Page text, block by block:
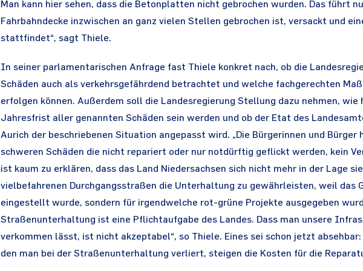
Man kann hier sehen, dass die Betonplatten nicht gebrochen wurden. Das führt
Fahrbahndecke inzwischen an ganz vielen Stellen gebrochen ist, versackt und
stattfindet“, sagt Thiele.
In seiner parlamentarischen Anfrage fast Thiele konkret nach, ob die
Schäden auch als verkehrsgefährdend betrachtet und welche fachgerechten
erfolgen können. Außerdem soll die Landesregierung Stellung dazu nehmen, wie
Jahresfrist aller genannten Schäden sein werden und ob der Etat des
Aurich der beschriebenen Situation angepasst wird. „Die Bürgerinnen und Bürger
schweren Schäden die nicht repariert oder nur notdürftig geflickt werden, kein
ist kaum zu erklären, dass das Land Niedersachsen sich nicht mehr in der Lage
vielbefahrenen Durchgangsstraßen die Unterhaltung zu gewährleisten, weil das
eingestellt wurde, sondern für irgendwelche rot-grüne Projekte ausgegeben
Straßenunterhaltung ist eine Pflichtaufgabe des Landes. Dass man unsere
verkommen lässt, ist nicht akzeptabel“, so Thiele. Eines sei schon jetzt
den man bei der Straßenunterhaltung verliert, steigen die Kosten für die